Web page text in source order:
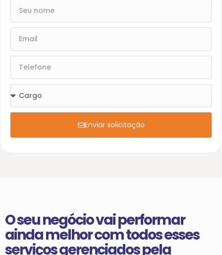
Enviar solicitação
O seu negócio vai performar
ainda melhor com todos esses
serviços gerenciados pela